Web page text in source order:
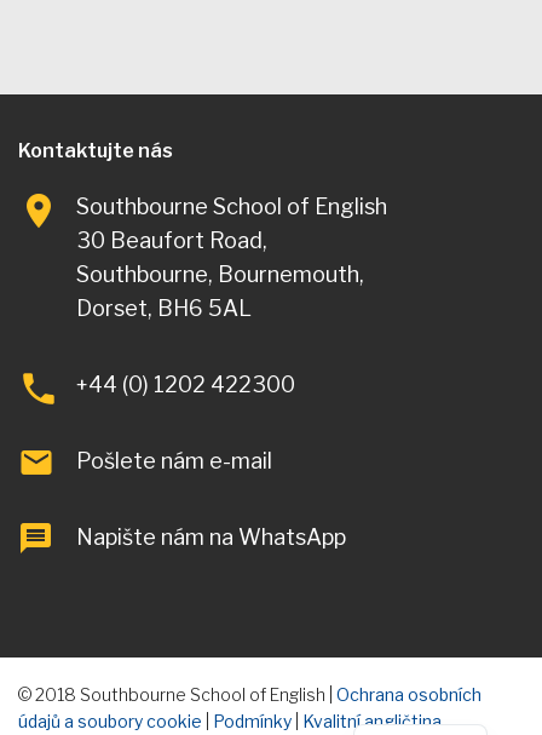
Kontaktujte nás
Southbourne School of English
30 Beaufort Road,
Southbourne, Bournemouth,
Dorset, BH6 5AL
+44 (0) 1202 422300
Pošlete nám e-mail
Napište nám na WhatsApp
© 2018 Southbourne School of English | Ochrana osobních
údajů a soubory cookie
Podmínky Kvalitní angličtina